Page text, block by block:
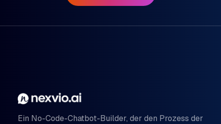
Ein No-Code-Chatbot-Builder, der den Prozess der